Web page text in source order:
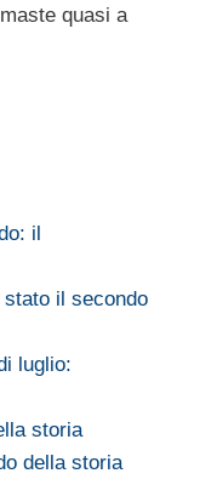
quasi a
il
il secondo
luglio:
storia
della storia